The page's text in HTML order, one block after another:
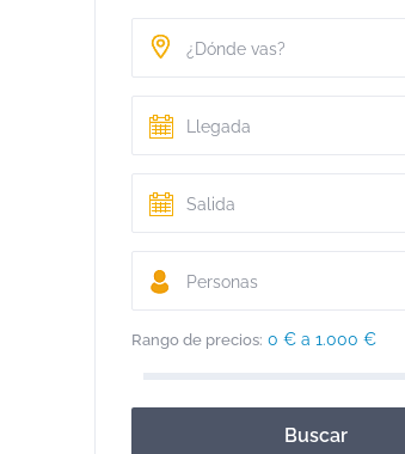
Personas
Rango de precios: 0 € a 1.000 €
Buscar